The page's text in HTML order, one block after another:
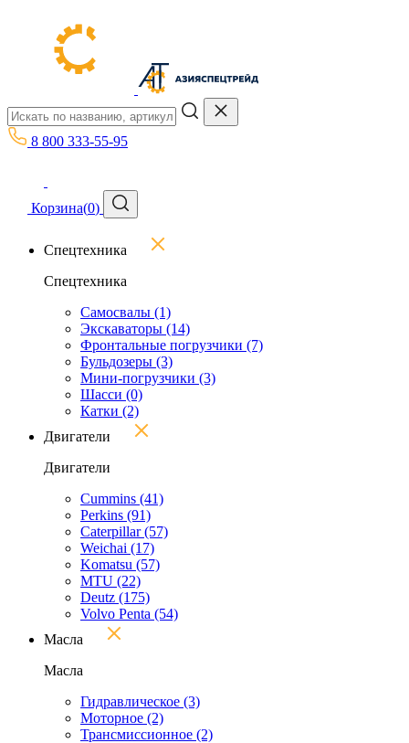
8 800 333-55-95
Корзина(0)
Спецтехника
Спецтехника
Самосвалы (1)
Экскаваторы (14)
Фронтальные погрузчики (7)
Бульдозеры (3)
Мини-погрузчики (3)
Шасси (0)
Катки (2)
Двигатели
Двигатели
Cummins (41)
Perkins (91)
Caterpillar(57)
Weichai (17)
Komatsu (57)
MTU (22)
Deutz (175)
Volvo Penta (54)
Масла
Масла
Гидравлическое (3)
Моторное (2)
Трансмиссионное (2)